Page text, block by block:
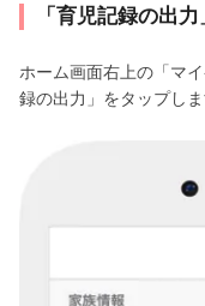
「育児記録の出力
ホーム画面右上の「マ
録の出力」をタップしま